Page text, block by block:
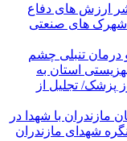
ارزش های دفاع
های صنعتی
استان به
پزشک/ تجلیل از
مازندران با شهدا در
شهدای مازندران